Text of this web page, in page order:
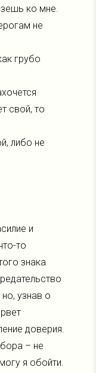
ко мне.
не
грубо
свой, то
либо не
и
то
знака
узнав о
доверия.
– не
я обойти.